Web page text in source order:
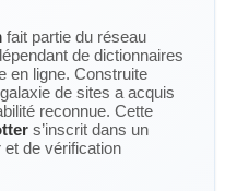
fait partie du réseau
de dictionnaires
en ligne. Construite
de sites a acquis
reconnue. Cette
s’inscrit dans un
de vérification